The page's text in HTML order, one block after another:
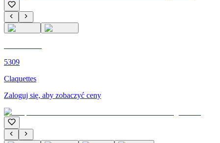
5309
Claquettes
Zaloguj się, aby zobaczyć ceny